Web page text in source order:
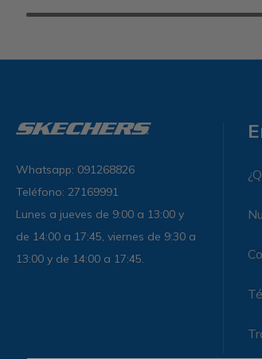
Whatsapp: 091268826
Teléfono: 27169991
Lunes a jueves de 9:00 a 13:00 y
de 14:00 a 17:45, viernes de 9:30 a
13:00 y de 14:00 a 17:45.